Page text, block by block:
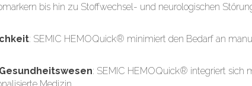
bis hin zu Stoffwechsel- und neurologischen
: SEMIC HEMOQuick® minimiert den Bedarf an
: SEMIC HEMOQuick® integriert sich